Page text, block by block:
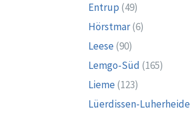
Entrup (49)
Hörstmar(6)
Leese (90)
Lemgo-Süd (165)
Lieme (123)
Lüerdissen-Luherheide